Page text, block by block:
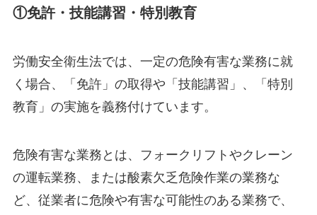
①免許・技能講習・特別教育
労働安全衛生法では、一定の危険有害な業務に就
く場合、「免許」の取得や「技能講習」、「特別
教育」の実施を義務付けています。
危険有害な業務とは、フォークリフトやクレーン
の運転業務、または酸素欠乏危険作業の業務な
ど、従業者に危険や有害な可能性のある業務で、